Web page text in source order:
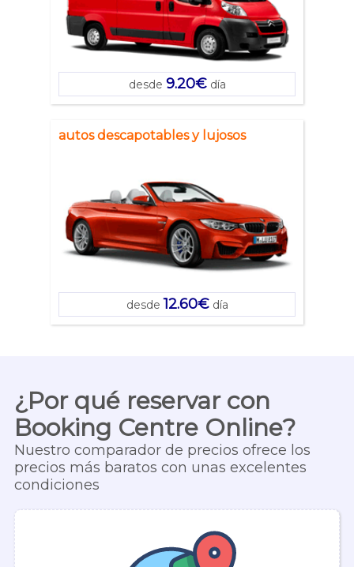
desde 9.20€día
autos descapotables y lujosos
desde 12.60€día
¿Por qué reservar con
Booking Centre Online?
Nuestro comparador de precios ofrece los
precios más baratos con unas excelentes
condiciones